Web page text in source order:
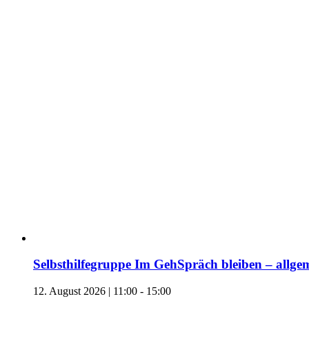
Selbsthilfegruppe Im GehSpräch bleiben –
12. August 2026 | 11:00 - 15:00